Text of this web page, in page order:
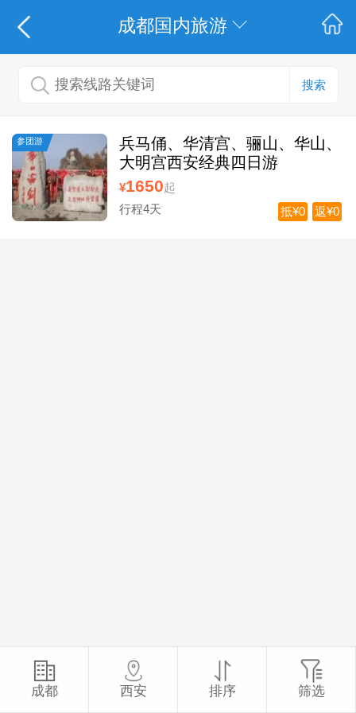
成都国内旅游
搜索
参团游
兵马俑、华清宫、骊山、华山、
大明宫西安经典四日游
¥1650起
行程4天
返¥0
抵¥0
成都 西安 排序 筛选